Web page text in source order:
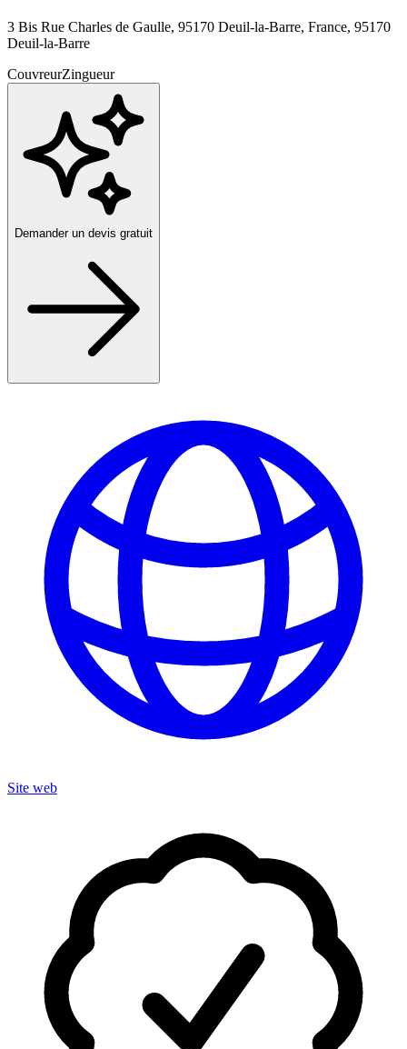
3 Bis Rue Charles de Gaulle, 95170 Deuil-la-Barre, France, 95170
Deuil-la-Barre
CouvreurZingueur
Demander un devis gratuit
Site web